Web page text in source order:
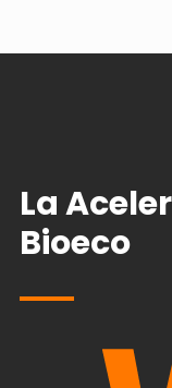
La
Bioeco